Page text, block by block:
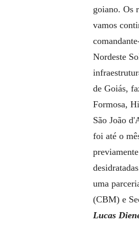
goiano. Os
vamos
Nordeste
de Goiás,
Formosa,
São João
foi até o
uma
(CBM) e
Lucas